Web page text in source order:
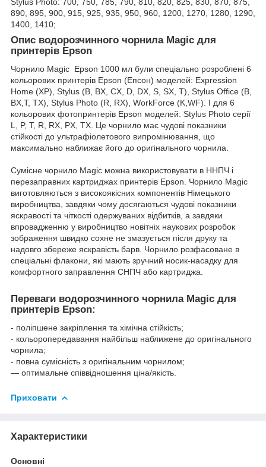
Stylus Photo: 700, 750, 785, 790, 810, 820, 825, 830, 870, 875,
890, 895, 900, 915, 925, 935, 950, 960, 1200, 1270, 1280, 1290,
1400, 1410;
Опис водорозчинного чорнила Magic для
принтерів Epson
Чорнило Magic Epson 1000 мл були спеціально розроблені 6
кольорових принтерів Epson (Епсон) моделей: Expression
Home (XP), Stylus (B, BX, CX, D, DX, S, SX, T), Stylus Office (B,
BX,T, TX), Stylus Photo (R, RX), WorkForce (K,WF). І для 6
кольорових фотопринтерів Epson моделей: Stylus Photo серії
L, P, T, R, RX, PX, TX. Це чорнило має чудові показники
стійкості до ультрафіолетового випромінювання, що
максимально наближає його до оригінального чорнила.
Сумісне чорнило Magic можна використовувати в ННПЧ і
перезаправних картриджах принтерів Epson. Чорнило Magic
виготовляються з високоякісних компонентів Німецького
виробництва, завдяки чому досягаються чудові показники
яскравості та чіткості одержуваних відбитків, а завдяки
впровадженню у виробництво новітніх наукових розробок
зображення швидко сохне не змазується після друку та
надовго збереже яскравість барв. Чорнило розфасоване в
спеціальні флакони, які мають зручний носик-насадку для
комфортного заправлення СНПЧ або картриджа.
Переваги водорозчинного чорнила Magic для
принтерів Epson:
- поліпшене закріплення та хімічна стійкість;
- кольоропередавання найбільш наближене до оригінального
чорнила;
- повна сумісність з оригінальним чорнилом;
— оптимальне співвідношення ціна/якість.
Приховати
Характеристики
Основні